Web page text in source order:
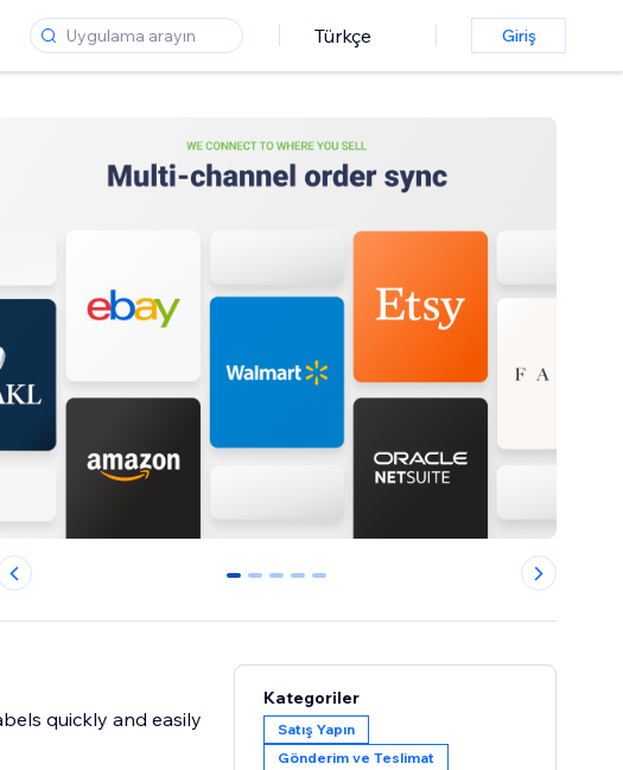
Türkçe Giriş
0 1 2 3 4
quickly and easily
Kategoriler
Satış Yapın
Gönderim ve Teslimat